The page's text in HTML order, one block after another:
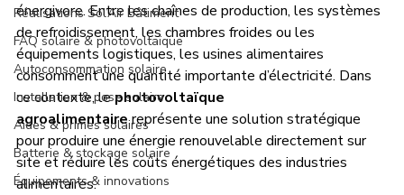
Réalisations Sol’Air Bâtiment
FAQ solaire & photovoltaïque
Autoconsommation solaire
Installation & pose solaire
Aides & primes solaires
Batterie & stockage solaire
Équipements & innovations
énergivore. Entre les chaînes de production, les systèmes
de refroidissement, les chambres froides ou les
équipements logistiques, les usines alimentaires
consomment une quantité importante d’électricité. Dans
ce contexte, le photovoltaïque
agroalimentaire représente une solution stratégique
pour produire une énergie renouvelable directement sur
site et réduire les coûts énergétiques des industries
alimentaires.